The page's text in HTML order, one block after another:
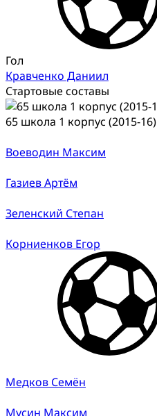
Гол
Кравченко Даниил
Стартовые составы
65 школа 1 корпус (2015-16)
Воеводин Максим
Газиев Артём
Зеленский Степан
Корниенков Егор
Медков Семён
Мусин Максим